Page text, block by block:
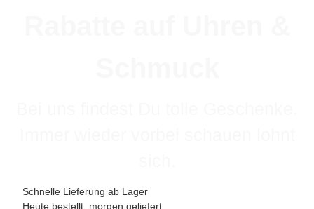
Schnelle Lieferung ab Lager
Heute bestellt, morgen geliefert